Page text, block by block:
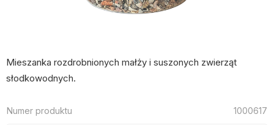
Mieszanka rozdrobnionych małży i suszonych zwierząt
słodkowodnych.
Numer produktu 1000617